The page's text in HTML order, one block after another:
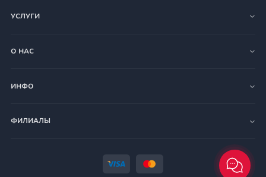
УСЛУГИ
О НАС
ИНФО
ФИЛИАЛЫ